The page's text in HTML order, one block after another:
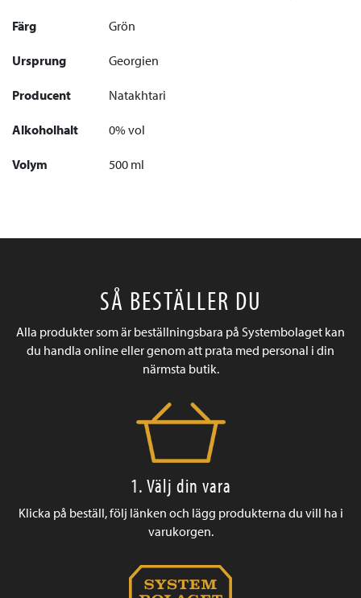
Färg Grön
Ursprung Georgien
Producent Natakhtari
Alkoholhalt 0% vol
Volym 500 ml
SÅ BESTÄLLER DU
Alla produkter som är beställningsbara på Systembolaget kan
du handla online eller genom att prata med personal i din
närmsta butik.
1. Välj din vara
Klicka på beställ, följ länken och lägg produkterna du vill ha i
varukorgen.